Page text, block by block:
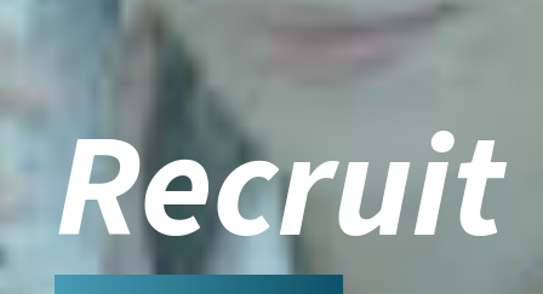
Recruit